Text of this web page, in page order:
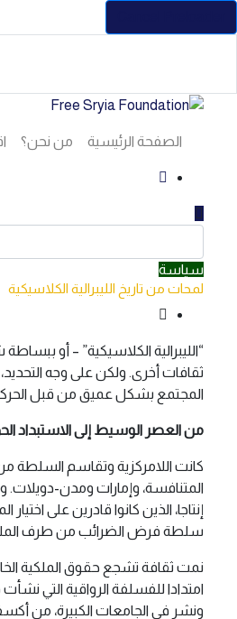
الصفحة الرئيسية من نحن؟
سياسة
لمحات من تاريخ الليبرالية الكلاسيكية
“الليبرالية الكلاسيكية” – أو
ثقافات أخرى. ولكن على وجه
المجتمع بشكل عميق من قبل الحركة
من العصر الوسيط إلى الاستبداد
كانت اللامركزية وتقاسم السلطة
المتنافسة، وإمارات ومدن-
إنتاجا، الذين كانوا قادرين على
سلطة فرض الضرائب من طرف
نمت ثقافة تشجع حقوق الملكية
امتدادا للفسلفة الرواقية التي
ونشر في الجامعات الكبيرة، من